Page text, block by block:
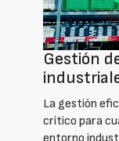
Gestión
La gestión
crítico para